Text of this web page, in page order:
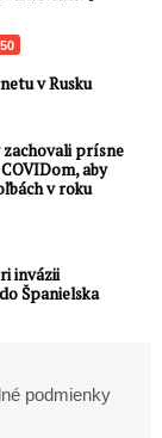
v Rusku
zachovali prísne
aby
v roku
invázii
Španielska
podmienky